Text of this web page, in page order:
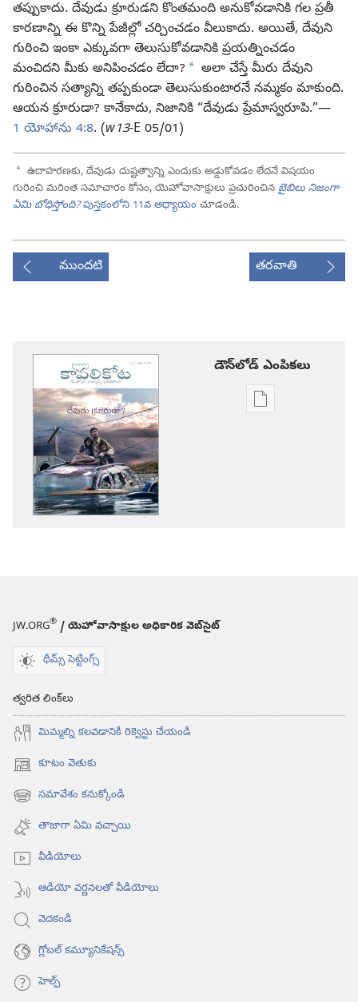
తప్పుకాదు. దేవుడు క్రూరుడని కొంతమంది అనుకోవడానికి గల ప్రతీ
కారణాన్ని ఈ కొన్ని పేజీల్లో చర్చించడం వీలుకాదు. అయితే, దేవుని
గురించి ఇంకా ఎక్కువగా తెలుసుకోవడానికి ప్రయత్నించడం
మంచిదని మీకు అనిపించడం లేదా? a అలా చేస్తే మీరు దేవుని
గురించిన సత్యాన్ని తప్పకుండా తెలుసుకుంటారనే నమ్మకం మాకుంది.
ఆయన క్రూరుడా? కానేకాదు, నిజానికి “దేవుడు ప్రేమాస్వరూపి.”—
1 యోహాను 4:8. (w13-E 05/01)
a ఉదాహరణకు, దేవుడు దుష్టత్వాన్ని ఎందుకు అడ్డుకోవడం లేదనే విషయం
గురించి మరింత సమాచారం కోసం, యెహోవాసాక్షులు ప్రచురించిన బైబిలు నిజంగా
ఏమి బోధిస్తోంది?పుస్తకంలోని 11వ అధ్యాయం చూడండి.
ముందటి తరవాతి
డౌన్‌లోడ్‌ ఎంపికలు
ప్రచురణల
JW.ORG® / యెహోవాసాక్షుల అధికారిక వెబ్‌సైట్‌
థీమ్స్ సెట్టింగ్స్
త్వరిత లింక్‌లు
మిమ్మల్ని కలవడానికి రిక్వెస్టు చేయండి
కూటం వెతుకు
(కొత్త
విండో
ఓపెన్‌
అవుతుంది)
సమావేశం కనుక్కోండి
(కొత్త
విండో
ఓపెన్‌
అవుతుంది)
తాజాగా ఏమి వచ్చాయి
వీడియోలు
ఆడియో వర్ణనలతో వీడియోలు
వెదకండి
గ్లోబల్‌ కమ్యూనికేషన్స్‌
హెల్ప్‌